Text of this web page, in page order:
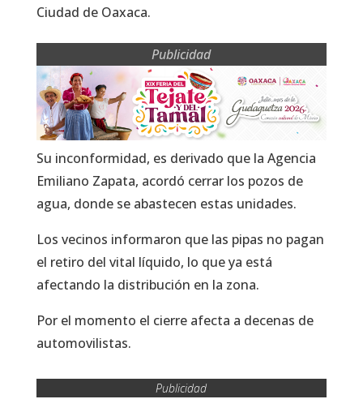
Ciudad de Oaxaca.
Publicidad
Su inconformidad, es derivado que la Agencia
Emiliano Zapata, acordó cerrar los pozos de
agua, donde se abastecen estas unidades.
Los vecinos informaron que las pipas no pagan
el retiro del vital líquido, lo que ya está
afectando la distribución en la zona.
Por el momento el cierre afecta a decenas de
automovilistas.
Publicidad